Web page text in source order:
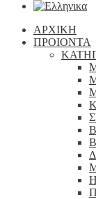
ΑΡΧΙΚΗ
ΠΡΟΙΟΝΤΑ